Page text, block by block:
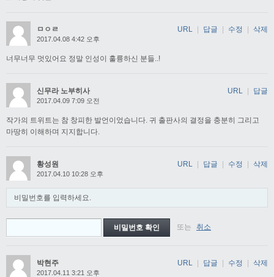
ㅁㅇㄹ
2017.04.08 4:42 오후
너무너무 멋있어요 정말 인성이 훌륭하신 분들..!
URL 답글 수정 삭제
신무라 노부히사
2017.04.09 7:09 오전
작가의 트위트는 참 창피한 발언이었습니다. 귀 출판사의 결정을 충분히 그리고
마땅히 이해하며 지지합니다.
URL | 답글
황성원
2017.04.10 10:28 오후
비밀번호를 입력하세요.
또는 취소
URL | 답글 | 수정 | 삭제
박현주
2017.04.11 3:21 오후
URL | 답글 | 수정 | 삭제